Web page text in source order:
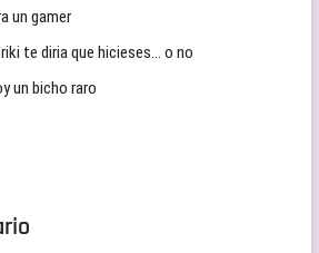
un gamer
te diria que hicieses… o no
un bicho raro